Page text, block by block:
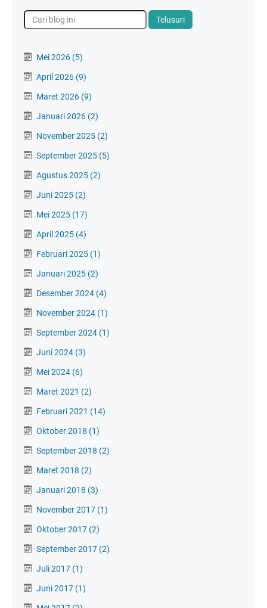
Mei 2026 (5)
April 2026 (9)
Maret 2026 (9)
Januari 2026 (2)
November 2025 (2)
September 2025 (5)
Agustus 2025 (2)
Juni 2025 (2)
Mei 2025 (17)
April 2025 (4)
Februari 2025 (1)
Januari 2025 (2)
Desember 2024 (4)
November 2024 (1)
September 2024 (1)
Juni 2024 (3)
Mei 2024 (6)
Maret 2021 (2)
Februari 2021 (14)
Oktober 2018 (1)
September 2018 (2)
Maret 2018 (2)
Januari 2018 (3)
November 2017 (1)
Oktober 2017 (2)
September 2017 (2)
Juli 2017 (1)
Juni 2017 (1)